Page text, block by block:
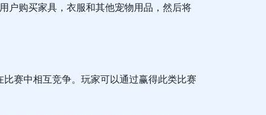
户购买家具，衣服和其他宠物用品，然后将
赛中相互竞争。玩家可以通过赢得此类比赛